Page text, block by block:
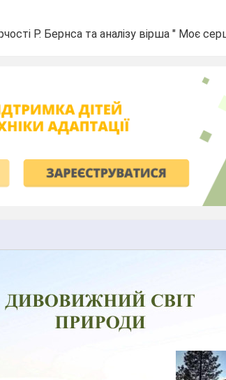
Р. Бернса та аналізу вірша " Моє